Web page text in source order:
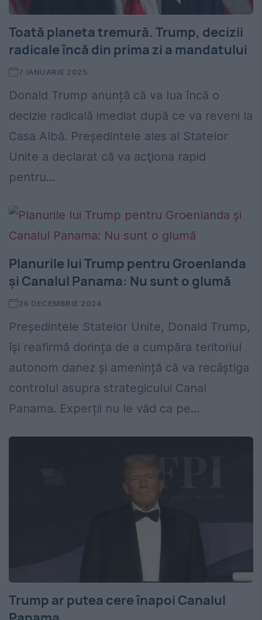
Toată planeta tremură. Trump, decizii
radicale încă din prima zi a mandatului
7 IANUARIE 2025
Donald Trump anunță că va lua încă o
decizie radicală imediat după ce va reveni la
Casa Albă. Preşedintele ales al Statelor
Unite a declarat că va acţiona rapid
pentru...
Planurile lui Trump pentru Groenlanda
și Canalul Panama: Nu sunt o glumă
26 DECEMBRIE 2024
Președintele Statelor Unite, Donald Trump,
își reafirmă dorința de a cumpăra teritoriul
autonom danez și amenință că va recâștiga
controlul asupra strategicului Canal
Panama. Experții nu le văd ca pe...
Trump ar putea cere înapoi Canalul